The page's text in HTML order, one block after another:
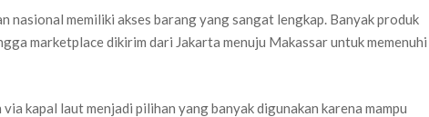
nasional memiliki akses barang yang sangat lengkap. Banyak produk
marketplace dikirim dari Jakarta menuju Makassar untuk memenuhi
kapal laut menjadi pilihan yang banyak digunakan karena mampu